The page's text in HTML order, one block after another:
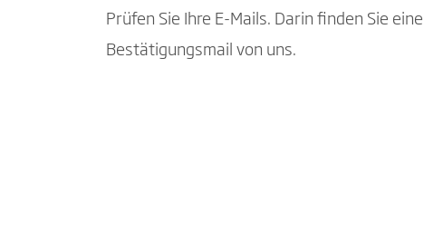
Prüfen Sie Ihre E-Mails. Darin finden Sie eine
Bestätigungsmail von uns.